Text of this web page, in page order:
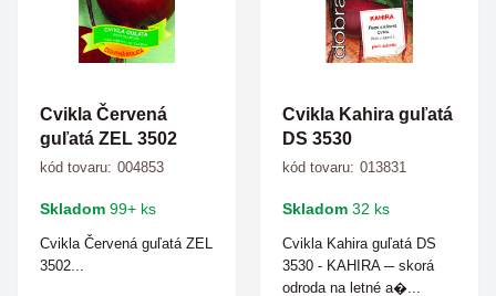
Cvikla Červená
guľatá ZEL 3502
kód tovaru: 004853
Skladom 99+ ks
Cvikla Červená guľatá ZEL
3502...
Cvikla Kahira guľatá
DS 3530
kód tovaru: 013831
Skladom 32 ks
Cvikla Kahira guľatá DS
3530 - KAHIRA ─ skorá
odroda na letné a�...